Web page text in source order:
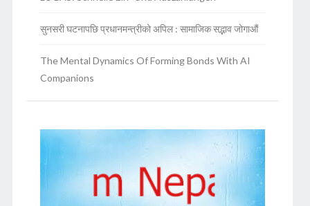
सुनसरी घटनापछि प्रधानमन्त्रीको अपिल : सामाजिक सद्भाव जोगाऔं
The Mental Dynamics Of Forming Bonds With AI
Companions